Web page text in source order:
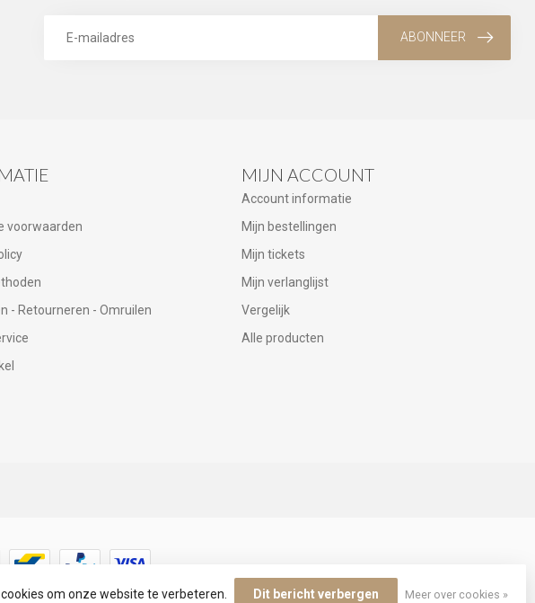
ABONNEER
voorwaarden
- Retourneren - Omruilen
MIJN ACCOUNT
Account informatie
Mijn bestellingen
Mijn tickets
Mijn verlanglijst
Vergelijk
Alle producten
om onze website te verbeteren. Dit bericht verbergen Meer over cookies »